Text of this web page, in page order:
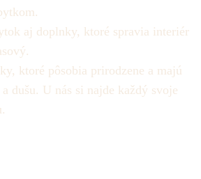
aj doplnky, ktoré spravia interiér
ktoré pôsobia prirodzene a majú
dušu. U nás si najde každý svoje